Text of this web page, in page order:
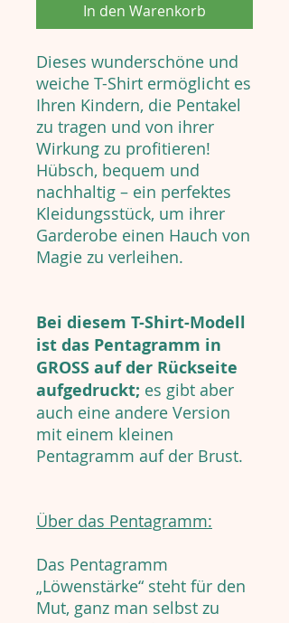
In den Warenkorb
Dieses wunderschöne und
weiche T-Shirt ermöglicht es
Ihren Kindern, die Pentakel
zu tragen und von ihrer
Wirkung zu profitieren!
Hübsch, bequem und
nachhaltig – ein perfektes
Kleidungsstück, um ihrer
Garderobe einen Hauch von
Magie zu verleihen.
Bei diesem T-Shirt-Modell
ist das Pentagramm in
GROSS auf der Rückseite
aufgedruckt; es gibt aber
auch eine andere Version
mit einem kleinen
Pentagramm auf der Brust.
Über das Pentagramm:
Das Pentagramm
„Löwenstärke“ steht für den
Mut, ganz man selbst zu